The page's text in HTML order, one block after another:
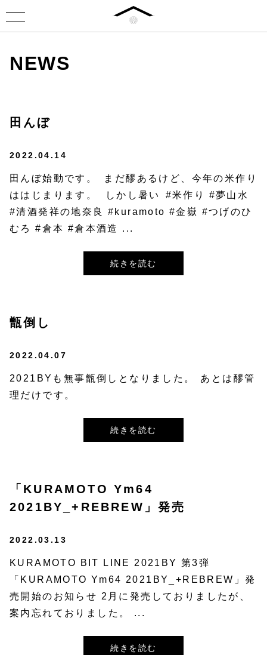
NEWS
田んぼ
2022.04.14
田んぼ始動です。⁡ ⁡まだ醪あるけど、今年の米作り
ははじまります。⁡⁡ ⁡しかし暑い ⁡#米作り #夢山水
#清酒発祥の地奈良 #kuramoto #金嶽 #つげのひ
むろ #倉本 #倉本酒造 ...
続きを読む
甑倒し
2022.04.07
2021BYも無事甑倒しとなりました。⁡ あとは醪管
理だけです。
続きを読む
「KURAMOTO Ym64
2021BY_+REBREW」発売
2022.03.13
KURAMOTO BIT LINE 2021BY 第3弾
「KURAMOTO Ym64 2021BY_+REBREW」発
売開始のお知らせ 2月に発売しておりましたが、
案内忘れておりました。 ...
続きを読む